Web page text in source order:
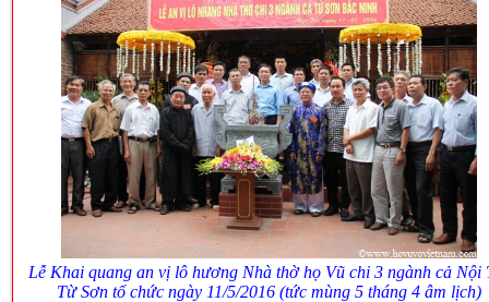
Lễ Khai quang an vị lô hương Nhà thờ họ Vũ chi 3 ngành cả Nội
Từ Sơn tổ chức ngày 11/5/2016 (tức mùng 5 tháng 4 âm lịch)